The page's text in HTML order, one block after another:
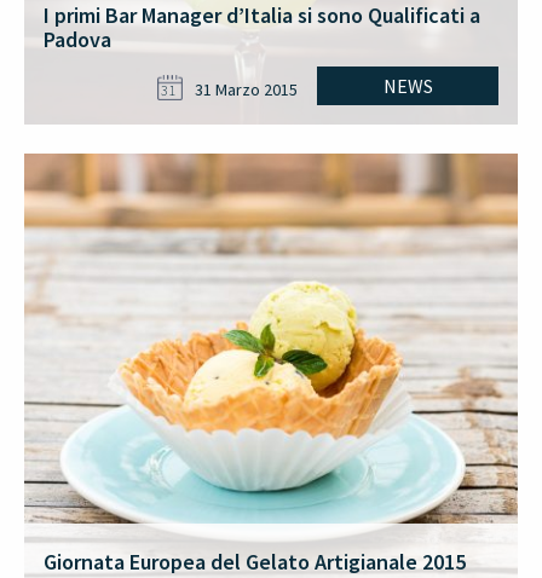
I primi Bar Manager d’Italia si sono Qualificati a
Padova
NEWS
31 31 Marzo 2015
Giornata Europea del Gelato Artigianale 2015